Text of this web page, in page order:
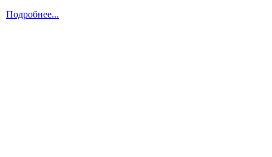
Подробнее...